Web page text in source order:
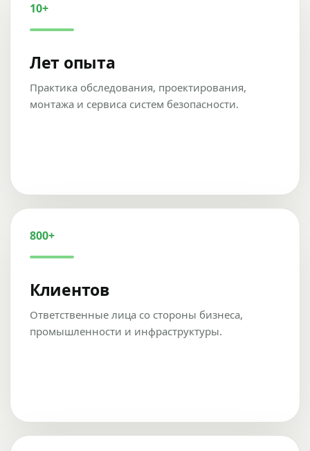
10+
Лет опыта
Практика обследования, проектирования,
монтажа и сервиса систем безопасности.
800+
Клиентов
Ответственные лица со стороны бизнеса,
промышленности и инфраструктуры.